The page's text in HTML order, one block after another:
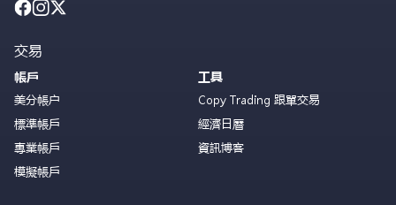
交易
帳戶
美分帳户
標準帳戶
專業帳戶
模擬帳戶
工具
Copy Trading 跟單交易
經濟日曆
資訊博客